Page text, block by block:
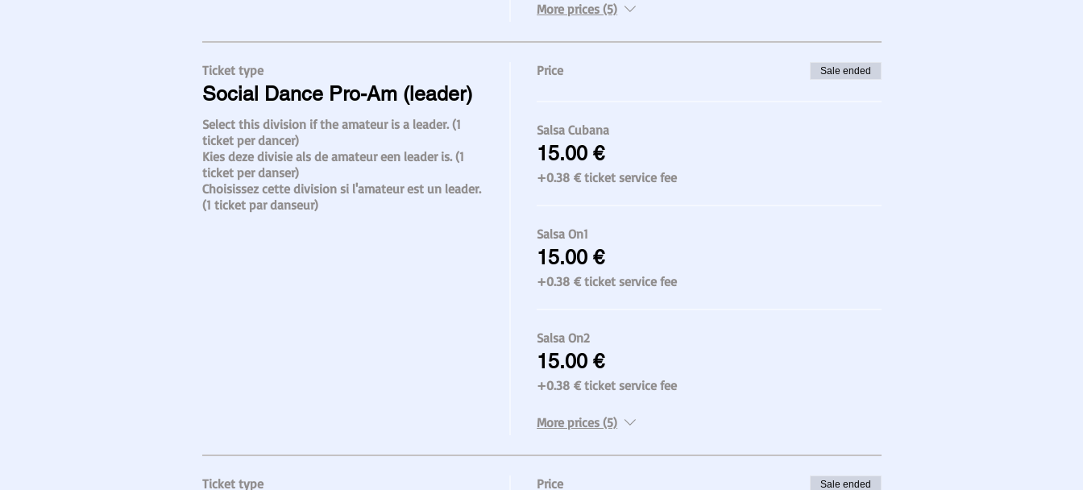
More prices (5)
Ticket type
Social Dance Pro-Am (leader)
Select this division if the amateur is a leader. (1
ticket per dancer)
Kies deze divisie als de amateur een leader is. (1
ticket per danser)
Choisissez cette division si l'amateur est un leader.
(1 ticket par danseur)
Price Sale ended
Salsa Cubana
15.00 €
+0.38 € ticket service fee
Salsa On1
15.00 €
+0.38 € ticket service fee
Salsa On2
15.00 €
+0.38 € ticket service fee
More prices (5)
Ticket type Price Sale ended